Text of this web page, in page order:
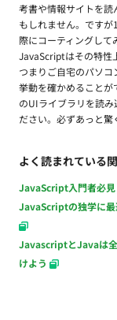
考書や情報サイトを
もしれません。です
際にコーティングして
JavaScriptはその特性
つまりご自宅のパソ
挙動を確かめること
のUIライブラリを読
ださい。必ずあっと驚
よく読まれている
JavaScript入門者必見
JavaScriptの独学に最
JavascriptとJavaは全
けよう